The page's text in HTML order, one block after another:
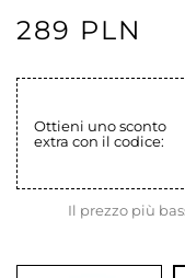
289 PLN
Ottieni uno sconto
extra con il codice:
Il prezzo più